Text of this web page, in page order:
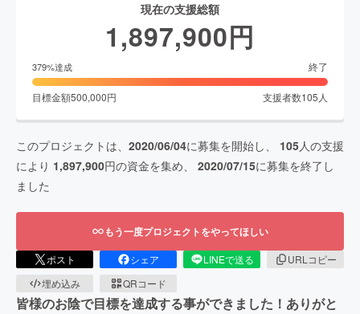
現在の支援総額
1,897,900円
379%達成 終了
目標金額500,000円 支援者数105 人
このプロジェクトは、 2020/06/04に募集を開始し、 105人の支援
により 1,897,900円の資金を集め、 2020/07/15に募集を終了し
ました
もう一度プロジェクトをやってほしい
ポスト シェア LINEで送る
URLコピー
埋め込み
QRコード
皆様のお陰で目標を達成する事ができました！ありがと